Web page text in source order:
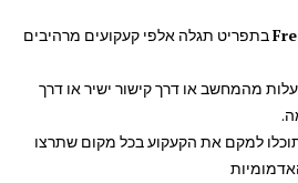
בתפריט תגלה אלפי קעקועים מרהיבים
מהמחשב או דרך קישור ישיר או דרך
למקם את הקעקוע בכל מקום שתרצו